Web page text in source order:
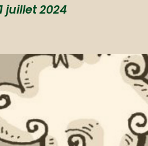
juillet 2024